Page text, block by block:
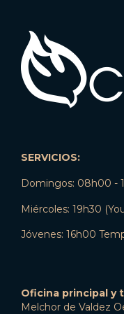
SERVICIOS:
Domingos: 08h00 -
Miércoles: 19h30
Jóvenes: 16h00
Oficina principal y
Melchor de Valdez